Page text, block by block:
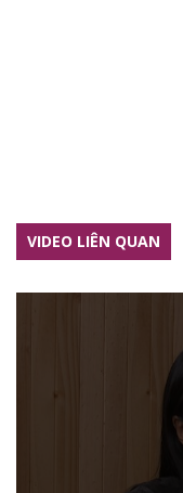
VIDEO LIÊN QUAN